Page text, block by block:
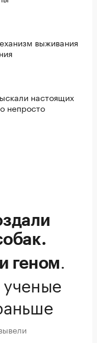
выживания
настоящих
непросто
геном.